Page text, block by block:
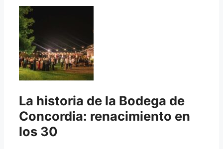
La historia de la Bodega de
Concordia: renacimiento en
los 30